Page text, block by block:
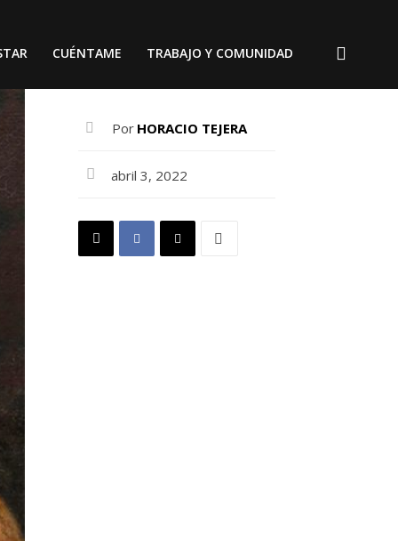
CUÉNTAME TRABAJO Y COMUNIDAD
Por HORACIO TEJERA
abril 3, 2022